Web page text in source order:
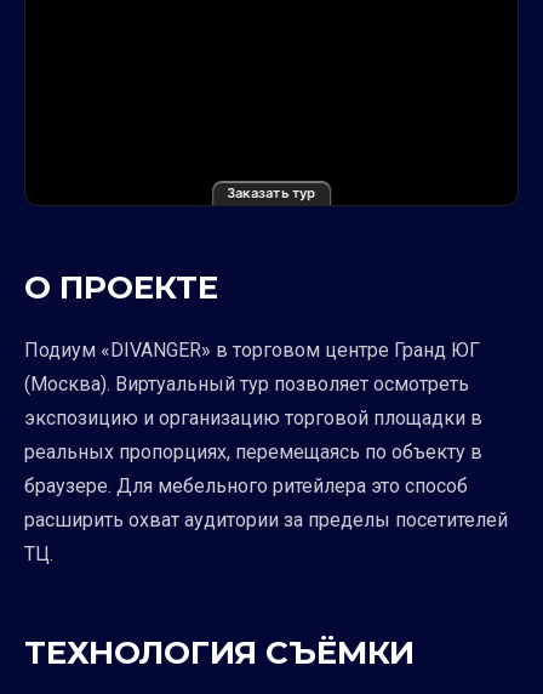
Заказать тур
О ПРОЕКТЕ
Подиум «DIVANGER» в торговом центре Гранд ЮГ
(Москва). Виртуальный тур позволяет осмотреть
экспозицию и организацию торговой площадки в
реальных пропорциях, перемещаясь по объекту в
браузере. Для мебельного ритейлера это способ
расширить охват аудитории за пределы посетителей
ТЦ.
ТЕХНОЛОГИЯ СЪЁМКИ